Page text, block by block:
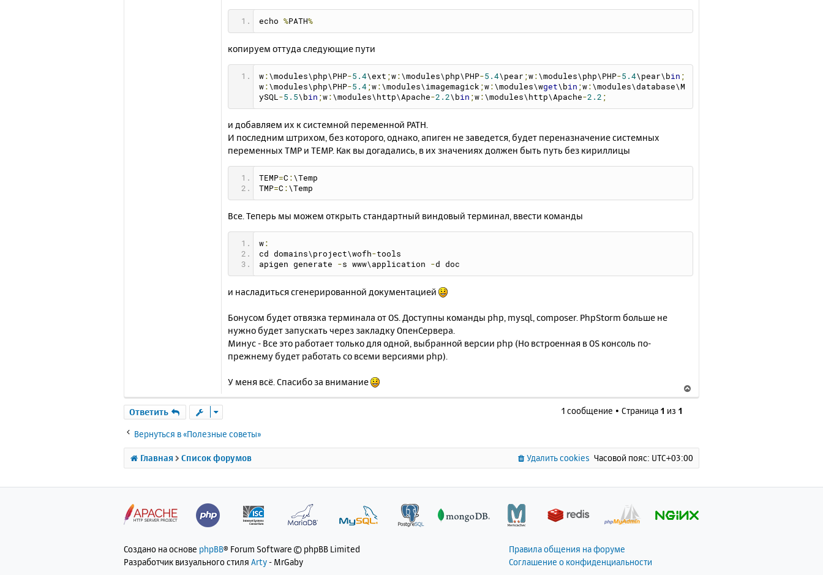
echo %PATH%
копируем оттуда следующие пути
w : \modules\php\PHP-5.4\ext ;w : \modules\php\PHP-5.4\pear ;w : \modules\php\PHP-5.4\pear\bin ;
w : \modules\php\PHP-5.4 ;w : \modules\imagemagick ;w : \modules\wget\bin ;w : \modules\database\M
ySQL -5.5\bin ;w : \modules\http\Apache-2.2\bin ;w : \modules\http\Apache-2.2 ;
и добавляем их к системной переменной PATH.
И последним штрихом, без которого, однако, апиген не заведется, будет переназначение системных
переменных TMP и TEMP. Как вы догадались, в их значениях должен быть путь без кириллицы
TEMP=C : \Temp
TMP=C : \Temp
Все. Теперь мы можем открыть стандартный виндовый терминал, ввести команды
w :
cd domains\project\wofh-tools
apigen generate -s www\application -d doc
и насладиться сгенерированной документацией
Бонусом будет отвязка терминала от OS. Доступны команды php, mysql, composer. PhpStorm больше не
нужно будет запускать через закладку ОпенСервера.
Минус - Все это работает только для одной, выбранной версии php (Но встроенная в OS консоль по-
прежнему будет работать со всеми версиями php).
У меня всё. Спасибо за внимание
е
т
с
а
Ответить 1 сообщение • Страница 1 из 1
Вернуться в «Полезные советы»
Главная Список форумов Часовой пояс: UTC+03:00
Удалить cookies
Создано на основе phpBB® Forum Software © phpBB Limited
Разработчик визуального стиля Arty- MrGaby
Правила общения на форуме
Соглашение о конфиденциальности